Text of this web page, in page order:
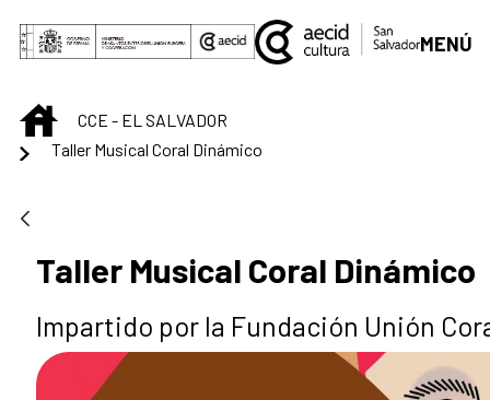
Saltar al contenido principal
MENÚ
INICIOCCE - EL SALVADOR
Taller Musical Coral Dinámico
Taller Musical Coral Dinámico
Impartido por la Fundación Unión